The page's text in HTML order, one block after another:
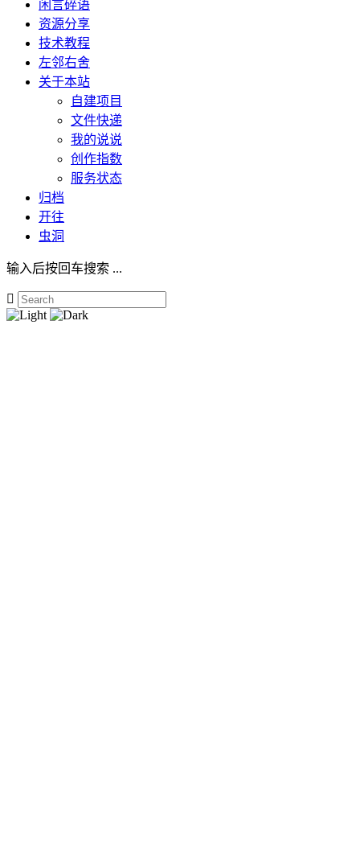
闲言碎语
资源分享
技术教程
左邻右舍
关于本站
自建项目
文件快递
我的说说
创作指数
服务状态
归档
开往
虫洞
输入后按回车搜索 ...
